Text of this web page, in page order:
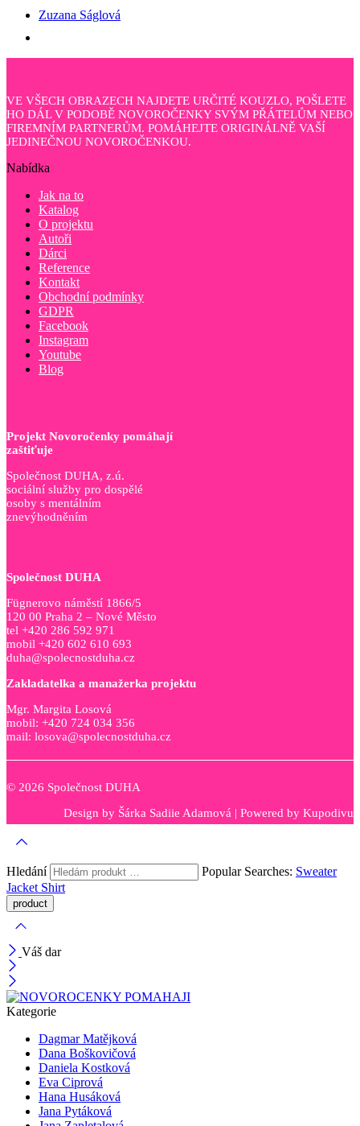
Zuzana Ságlová
VE VŠECH OBRAZECH NAJDETE URČITÉ KOUZLO, POŠLETE
HO DÁL V PODOBĚ NOVOROČENKY SVÝM PŘÁTELŮM NEBO
FIREMNÍM PARTNERŮM. POMÁHEJTE ORIGINÁLNĚ VAŠÍ
JEDINEČNOU NOVOROČENKOU.
Nabídka
Jak na to
Katalog
O projektu
Autoři
Dárci
Reference
Kontakt
Obchodní podmínky
GDPR
Facebook
Instagram
Youtube
Blog
Projekt Novoročenky pomáhají
zaštiťuje
Společnost DUHA, z.ú.
sociální služby pro dospělé
osoby s mentálním
znevýhodněním
Společnost DUHA
Fügnerovo náměstí 1866/5
120 00 Praha 2 – Nové Město
tel +420 286 592 971
mobil +420 602 610 693
duha@spolecnostduha.cz
Zakladatelka a manažerka projektu
Mgr. Margita Losová
mobil: +420 724 034 356
mail: losova@spolecnostduha.cz
© 2026 Společnost DUHA
Design by Šárka Sadiie Adamová | Powered by Kupodivu
Hledání Popular Searches: Sweater
Jacket Shirt
Váš dar
Kategorie
Dagmar Matějková
Dana Boškovičová
Daniela Kostková
Eva Ciprová
Hana Husáková
Jana Pytáková